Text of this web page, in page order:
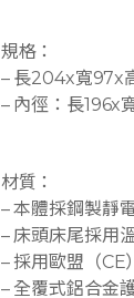
規格：
– 長204x寬97x
– 內徑：長196x
材質：
– 本體採鋼製靜
– 床頭床尾採用
– 採用歐盟（CE
– 全覆式鋁合金